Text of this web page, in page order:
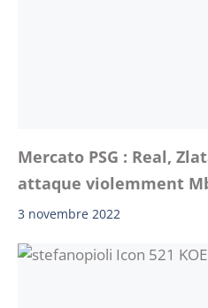
Mercato PSG : Real,
attaque violemment
3 novembre 2022